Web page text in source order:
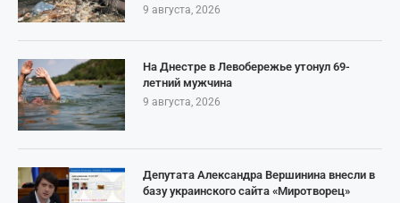
9 августа, 2026
На Днестре в Левобережье утонул 69-
летний мужчина
9 августа, 2026
Депутата Александра Вершинина внесли в
базу украинского сайта «Миротворец»